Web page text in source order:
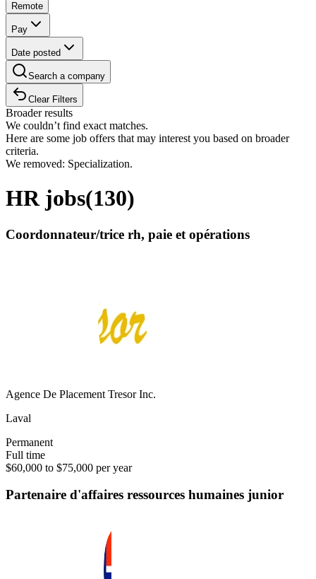
Remote
Pay
Date posted
Search a company
Clear Filters
Broader results
We couldn’t find exact matches.
Here are some job offers that may interest you based on broader
criteria.
We removed: Specialization.
HR jobs(130)
Coordonnateur/trice rh, paie et opérations
Agence De Placement Tresor Inc.
Laval
Permanent
Full time
$60,000 to $75,000 per year
Partenaire d'affaires ressources humaines junior